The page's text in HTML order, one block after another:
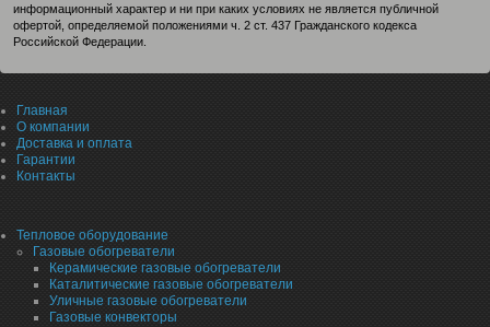
информационный характер и ни при каких условиях не является публичной
офертой, определяемой положениями ч. 2 ст. 437 Гражданского кодекса
Российской Федерации.
Главная
О компании
Доставка и оплата
Гарантии
Контакты
Тепловое оборудование
Газовые обогреватели
Керамические газовые обогреватели
Каталитические газовые обогреватели
Уличные газовые обогреватели
Газовые конвекторы